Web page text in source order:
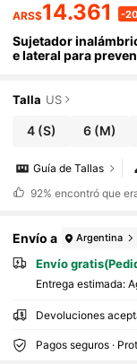
ARS$14.361 -
Sujetador
e lateral para
Talla US
4 (S) 6 (M)
Guía de Tallas
92% encontró que
Envío a Argentina
Envío
Entrega estimada:
Devoluciones
Pagos seguros ·